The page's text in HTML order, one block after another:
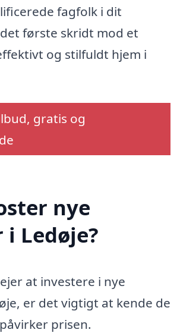
fagfolk i dit
første skridt mod et
og stilfuldt hjem i
gratis og
nye
Ledøje?
at investere i nye
er det vigtigt at kende de
prisen.